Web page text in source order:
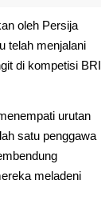
oleh Persija
telah menjalani
di kompetisi BRI
urutan
satu penggawa
meladeni